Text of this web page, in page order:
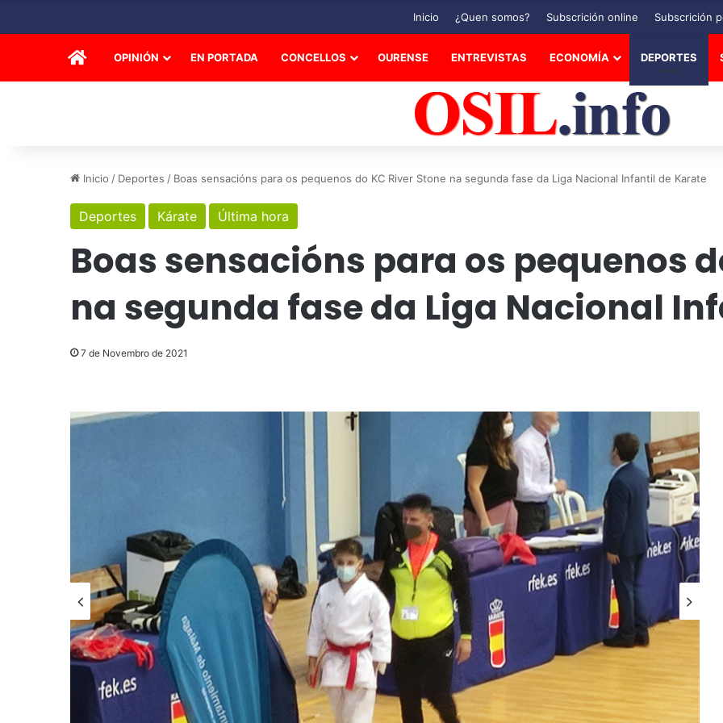
Inicio ¿Quen somos? Subscrición online Subscrición
INICIOOPINIÓN EN PORTADA CONCELLOS OURENSE ENTREVISTAS ECONOMÍA DEPORTES
Inicio / Deportes / Boas sensacións para os pequenos do KC River Stone na segunda fase da Liga Nacional Infantil de Karate
Deportes Kárate Última hora
Boas sensacións para os pequenos
na segunda fase da Liga Nacional
7 de Novembro de 2021